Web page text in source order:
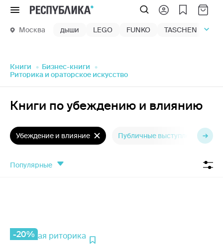
Меню
Москва дыши LEGO FUNKO TASCHEN
Книги
Бизнес-книги
Риторика и ораторское искусство
Книги по убеждению и влиянию
Убеждение и влияние Публичные выступления
популярные
-20%